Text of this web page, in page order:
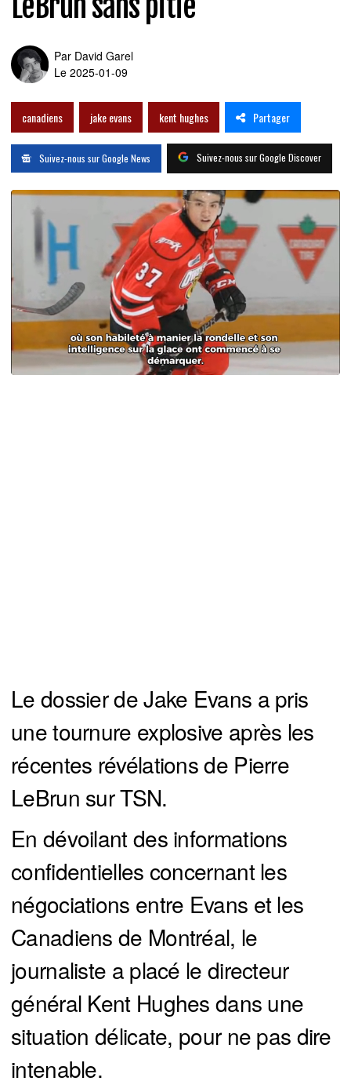
Par David Garel
Le 2025-01-09
canadiens jake evans kent hughes Partager
Suivez-nous sur Google News Suivez-nous sur Google Discover
Le dossier de Jake Evans a pris
une tournure explosive après les
récentes révélations de Pierre
LeBrun sur TSN.
En dévoilant des informations
confidentielles concernant les
négociations entre Evans et les
Canadiens de Montréal, le
journaliste a placé le directeur
général Kent Hughes dans une
situation délicate, pour ne pas dire
intenable.